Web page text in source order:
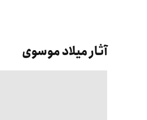
آثار میلاد موسوی